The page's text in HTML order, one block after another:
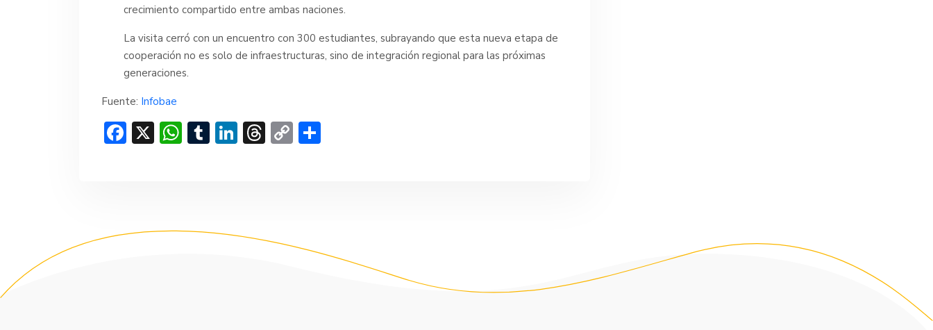
crecimiento compartido entre ambas naciones.
La visita cerró con un encuentro con 300 estudiantes, subrayando que esta nueva etapa de
cooperación no es solo de infraestructuras, sino de integración regional para las próximas
generaciones.
Fuente: Infobae
F
ok
X W T Li T
s
C
n